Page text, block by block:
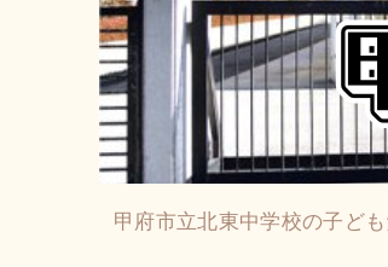
甲府市立北東中学校の子ど